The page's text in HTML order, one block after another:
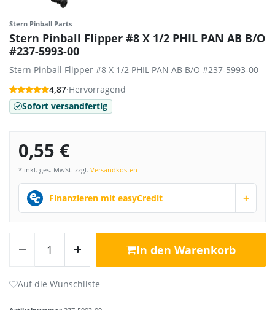
Stern Pinball Parts
Stern Pinball Flipper #8 X 1/2 PHIL PAN AB B/O
#237-5993-00
Stern Pinball Flipper #8 X 1/2 PHIL PAN AB B/O #237-5993-00
4,87·Hervorragend
Sofort versandfertig
0,55 €
* inkl. ges. MwSt. zzgl. Versandkosten
Finanzieren mit easyCredit +
In den Warenkorb